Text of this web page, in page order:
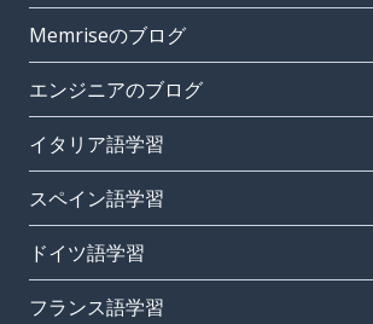
Memriseのブログ
エンジニアのブログ
イタリア語学習
スペイン語学習
ドイツ語学習
フランス語学習